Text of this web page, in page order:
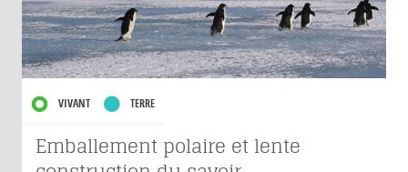
VIVANT TERRE
Emballement polaire et lente